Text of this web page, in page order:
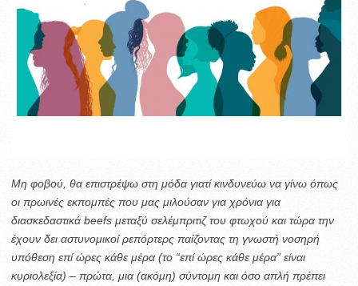
Μη φοβού, θα επιστρέψω στη μόδα γιατί κινδυνεύω να γίνω όπως
οι πρωινές εκπομπές που μας μιλούσαν για χρόνια για
διασκεδαστικά beefs μεταξύ σελέμπριτιζ του φτωχού και τώρα την
έχουν δει αστυνομικοί ρεπόρτερς παίζοντας τη γνωστή νοσηρή
υπόθεση επί ώρες κάθε μέρα (το “επί ώρες κάθε μέρα” είναι
κυριολεξία) – πρώτα, μια (ακόμη) σύντομη και όσο απλή πρέπει